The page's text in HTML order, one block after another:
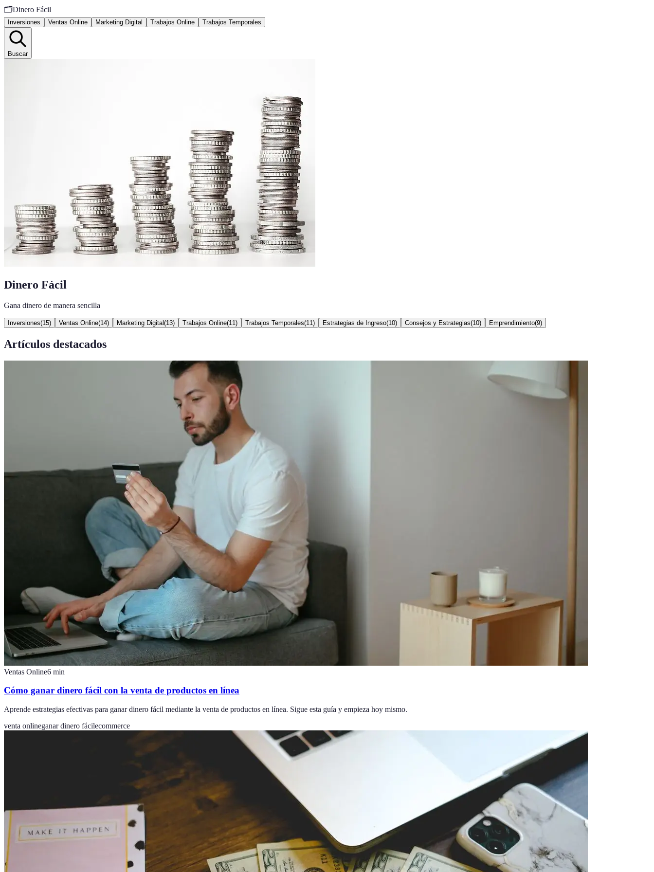
🗂️Dinero Fácil
Inversiones Ventas Online Marketing Digital Trabajos Online Trabajos Temporales
Buscar
Dinero Fácil
Gana dinero de manera sencilla
Inversiones(15) Ventas Online(14) Marketing Digital (13) Trabajos Online(11 ) Trabajos Temporales(11 ) Estrategias de Ingreso(10) Consejos y Estrategias(10) Emprendimiento(9)
Artículos destacados
Ventas Online6 min
Cómo ganar dinero fácil con la venta de productos en línea
Aprende estrategias efectivas para ganar dinero fácil mediante la venta de productos en línea. Sigue esta guía y empieza hoy mismo.
venta onlineganar dinero fácilecommerce